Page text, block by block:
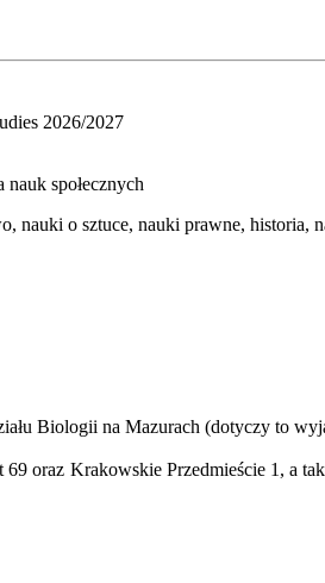
2026/2027
społecznych
nauki o sztuce, nauki prawne, historia,
Biologii na Mazurach (dotyczy to
oraz Krakowskie Przedmieście 1, a